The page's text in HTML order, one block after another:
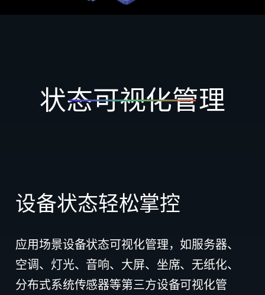
状态可视化管理
设备状态轻松掌控
应用场景设备状态可视化管理，如服务器、
空调、灯光、音响、大屏、坐席、无纸化、
分布式系统传感器等第三方设备可视化管